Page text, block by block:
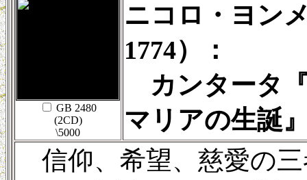
GB 2480
(2CD)
\5000
ニコロ・ヨン
1774）：
カンタータ
マリアの生誕
信仰、希望、慈愛の